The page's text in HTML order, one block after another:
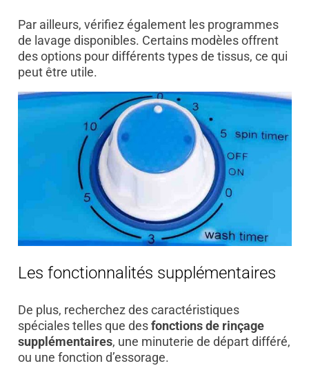
Par ailleurs, vérifiez également les programmes
de lavage disponibles. Certains modèles offrent
des options pour différents types de tissus, ce qui
peut être utile.
Les fonctionnalités supplémentaires
De plus, recherchez des caractéristiques
spéciales telles que desfonctions de rinçage
supplémentaires, une minuterie de départ différé,
ou une fonction d’essorage.